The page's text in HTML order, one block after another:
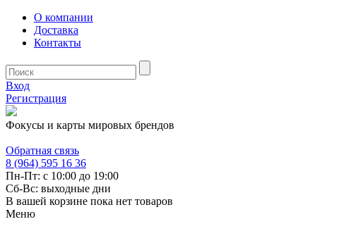
О компании
Доставка
Контакты
Вход
Регистрация
Фокусы и карты мировых брендов
Обратная связь
8 (964) 595 16 36
Пн-Пт: с 10:00 до 19:00
Сб-Вс: выходные дни
В вашей корзине пока нет товаров
Меню